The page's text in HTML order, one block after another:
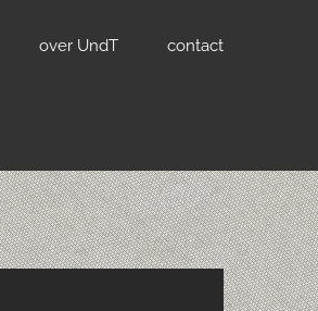
over UndT contact